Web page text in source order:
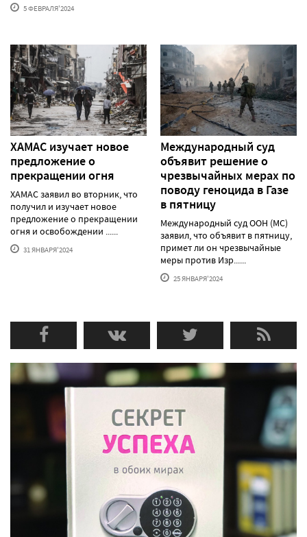
5 ФЕВРАЛЯ'2024
ХАМАС изучает новое
предложение о
прекращении огня
ХАМАС заявил во вторник, что
получил и изучает новое
предложение о прекращении
огня и освобождении ......
31 ЯНВАРЯ'2024
Международный суд
объявит решение о
чрезвычайных мерах по
поводу геноцида в Газе
в пятницу
Международный суд ООН (МС)
заявил, что объявит в пятницу,
примет ли он чрезвычайные
меры против Изр......
25 ЯНВАРЯ'2024